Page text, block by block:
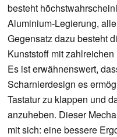
besteht
Aluminium-Legierung,
Gegensatz dazu besteht
Kunststoff mit
Es ist erwähnenswert,
Scharnierdesign es
Tastatur zu klappen und
anzuheben. Dieser
mit sich: eine bessere